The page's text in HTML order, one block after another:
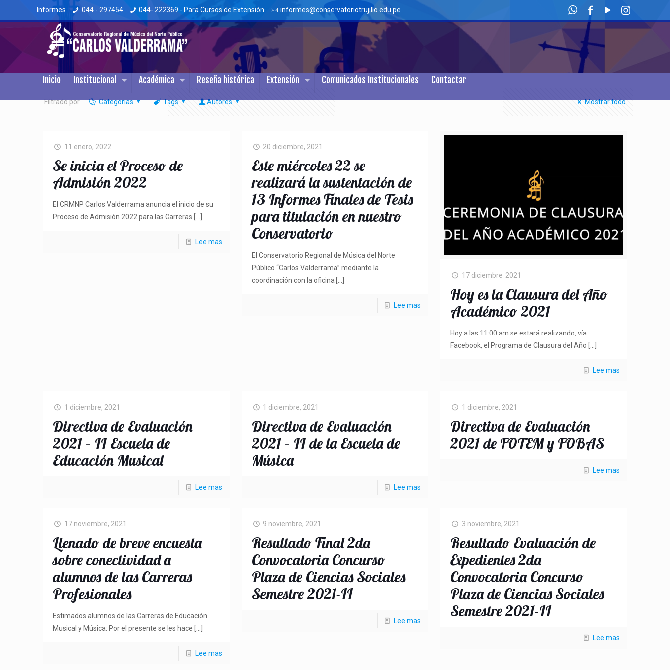
Informes 044 - 297454 044- 222369 - Para Cursos de Extensión informes@conservatoriotrujillo.edu.pe
Inicio Institucional Académica Reseña histórica Extensión Comunicados Institucionales Contactar
Filtrado por Categorias Tags Autores Mostrar todo
11 enero, 2022
Se inicia el Proceso de
Admisión 2022
El CRMNP Carlos Valderrama anuncia el inicio de su
Proceso de Admisión 2022 para las Carreras
Lee mas
20 diciembre, 2021
Este miércoles 22 se
realizará la sustentación de
13 Informes Finales de Tesis
para titulación en nuestro
Conservatorio
El Conservatorio Regional de Música del Norte
Público “Carlos Valderrama” mediante la
coordinación con la oficina
Lee mas
17 diciembre, 2021
Hoy es la Clausura del Año
Académico 2021
Hoy a las 11:00 am se estará realizando, vía
Facebook, el Programa de Clausura del Año
Lee mas
1 diciembre, 2021
Directiva de Evaluación
2021 – II Escuela de
Educación Musical
Lee mas
1 diciembre, 2021
Directiva de Evaluación
2021 – II de la Escuela de
Música
Lee mas
1 diciembre, 2021
Directiva de Evaluación
2021 de FOTEM y FOBAS
Lee mas
17 noviembre, 2021
Llenado de breve encuesta
sobre conectividad a
alumnos de las Carreras
Profesionales
Estimados alumnos de las Carreras de Educación
Musical y Música: Por el presente se les hace
Lee mas
9 noviembre, 2021
Resultado Final 2da
Convocatoria Concurso
Plaza de Ciencias Sociales
Semestre 2021-II
Lee mas
3 noviembre, 2021
Resultado Evaluación de
Expedientes 2da
Convocatoria Concurso
Plaza de Ciencias Sociales
Semestre 2021-II
Lee mas